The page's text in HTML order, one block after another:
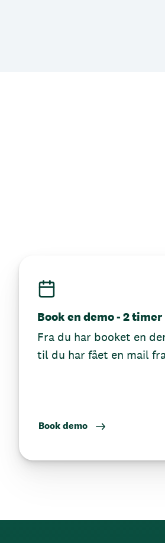
Book en demo - 2 timer
Fra du har booket en
til du har fået en mail
Book demo